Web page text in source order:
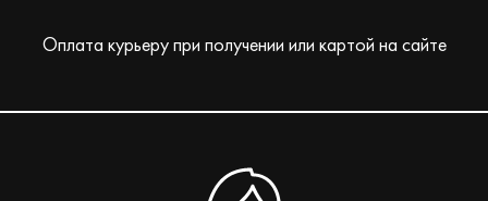
Оплата курьеру при получении или картой на сайте